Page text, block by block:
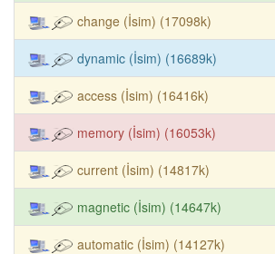
change (İsim) (17098k)
dynamic (İsim) (16689k)
access (İsim) (16416k)
memory (İsim) (16053k)
current (İsim) (14817k)
magnetic (İsim) (14647k)
automatic (İsim) (14127k)